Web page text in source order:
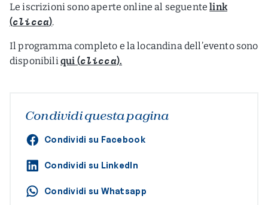
Le iscrizioni sono aperte online al seguentelink
(clicca).
Il programma completo e la locandina dell’evento sono
disponibili qui (clicca).
Condividi questa pagina
Condividi su Facebook
Condividi su LinkedIn
Condividi su Whatsapp